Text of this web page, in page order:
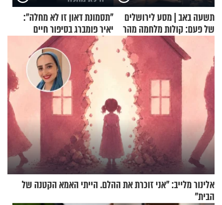
תשעה באב | מסע לירושלים
של פעם: קולות מלחמה מהר
"תסמונת דאון זו לא מחלה":
יאיר פומברג בסיפור חיים
מעורר השראה
אלינור מלייב: "אני זוכרת את ההלם. הייתי האמא הקטנה של
הבית"